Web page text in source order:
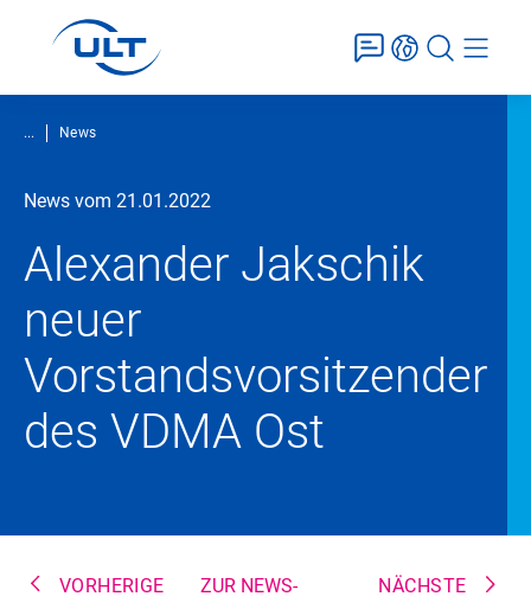
... News
News vom 21.01.2022
Alexander Jakschik
neuer
Vorstandsvorsitzender
des VDMA Ost
VORHERIGE
ZUR NEWS-
NÄCHSTE